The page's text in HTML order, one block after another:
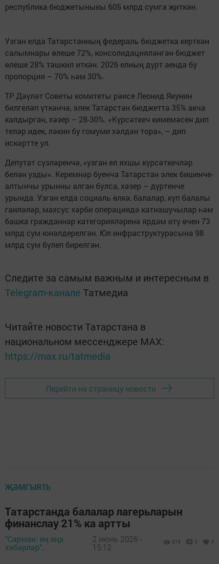
республика бюджетыныкы 605 млрд сумга җиткән.
Узган елда Татарстанның федераль бюджетка керткән
салымнары өлеше 72%, консолидацияләнгән бюджет
өлеше 28% тәшкил иткән. 2026 елның дүрт аенда бу
пропорция – 70% һәм 30%.
ТР Дәүләт Советы комитеты рәисе Леонид Якунин
билгеләп үткәнчә, элек Татарстан бюджетта 35% акча
калдырган, хәзер – 28-30%. «Күрсәткеч кимемәсен дип
теләр идек, ләкин бу гомуми хәлдән тора», – дип
искәртте ул.
Депутат сүзләренчә, «узган ел яхшы күрсәткечләр
белән узды». Керемнәр буенча Татарстан элек бишенче-
алтынчы урынны алган булса, хәзер – дүртенче
урында. Узган елда социаль өлкә, балалар, күп балалы
гаиләләр, махсус хәрби операциядә катнашучылар һәм
башка гражданнар категорияләренә ярдәм итү өчен 73
млрд сум юнәлдерелгән. Юл инфраструктурасына 98
млрд сум бүлеп бирелгән.
Следите за самым важным и интересным в
Telegram-канале Татмедиа
Читайте новости Татарстана в
национальном мессенджере MАХ:
https://max.ru/tatmedia
Перейти на страницу новости
ҖӘМГЫЯТЬ
Татарстанда балалар лагерьларын
финанслау 21% ка артты
"Сарман: иң яңа
хәбәрләр",
2 июнь 2026 -
15:12
316 0 0